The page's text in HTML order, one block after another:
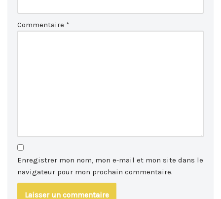
Commentaire *
Enregistrer mon nom, mon e-mail et mon site dans le
navigateur pour mon prochain commentaire.